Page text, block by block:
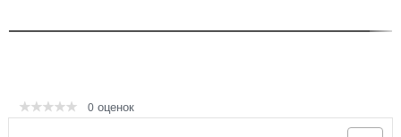
0 оценок